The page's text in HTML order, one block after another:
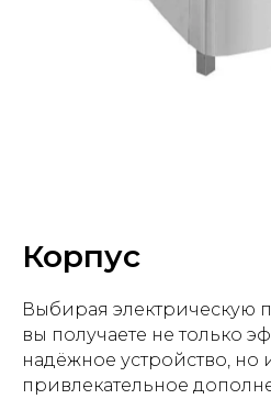
Корпус
Выбирая электрическую
вы получаете не только
надёжное устройство, но
привлекательное